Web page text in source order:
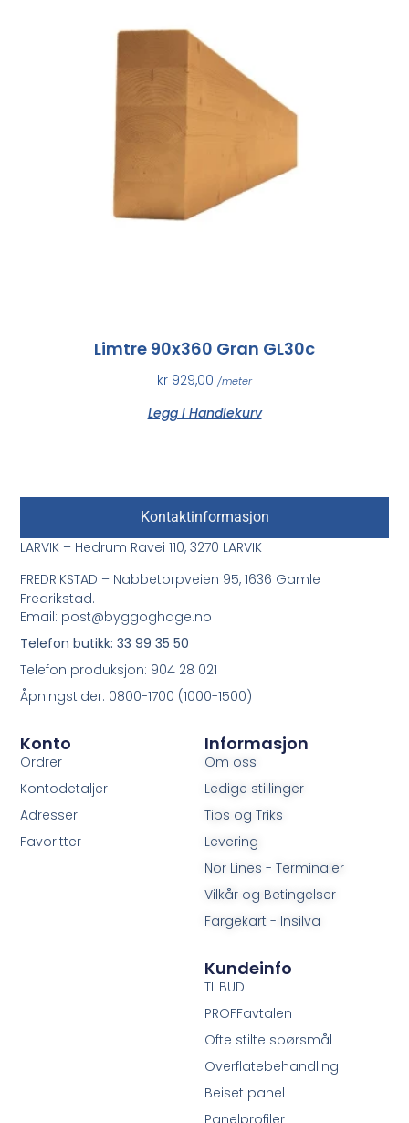
Limtre 90x360 Gran GL30c
kr 929,00 /meter
Legg I Handlekurv
Informasjon
Om oss
Ledige stillinger
Tips og Triks
Levering
Nor Lines - Terminaler
Vilkår og Betingelser
Fargekart - Insilva
Konto
Ordrer
Kontodetaljer
Adresser
Favoritter
Kundeinfo
TILBUD
PROFFavtalen
Ofte stilte spørsmål
Overflatebehandling
Beiset panel
Panelprofiler
Kontaktinformasjon
LARVIK – Hedrum Ravei 110, 3270 LARVIK
FREDRIKSTAD – Nabbetorpveien 95, 1636 Gamle
Fredrikstad.
Email: post@byggoghage.no
Telefon butikk: 33 99 35 50
Telefon produksjon: 904 28 021
Åpningstider: 0800-1700 (1000-1500)